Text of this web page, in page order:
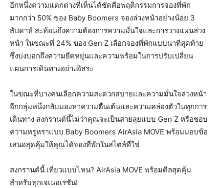
อีกหนึ่งความแตกต่างที่เห็นได้ชัดคือพฤติกรรมการจองที่พัก
มากกว่า 50% ของ Baby Boomers จองล่วงหน้าอย่างน้อย 3
สัปดาห์ สะท้อนถึงความต้องการความมั่นใจและการวางแผนล่วง
หน้า ในขณะที่ 24% ของ Gen Z เลือกจองที่พักแบบนาทีสุดท้าย
ซึ่งบ่งบอกถึงความยืดหยุ่นและความพร้อมในการปรับเปลี่ยน
แผนการเดินทางอย่างอิสระ
ในขณะที่บางคนเลือกความสะดวกสบายและความมั่นใจล่วงหน้า
อีกกลุ่มหนึ่งกลับมองหาความตื่นเต้นและความคล่องตัวในทุกการ
เดินทาง สงกรานต์นี้ไม่ว่าคุณจะเป็นสายลุยแบบ Gen Z หรือชอบ
ความหรูหราแบบ Baby Boomers AirAsia MOVE พร้อมมอบข้อ
เสนอสุดคุ้มให้คุณได้จองที่พักในสไตล์ที่ใช่
สงกรานต์นี้ เที่ยวแบบไหน? AirAsia MOVE พร้อมดีลสุดคุ้ม
สำหรับทุกเจเนอเรชัน!